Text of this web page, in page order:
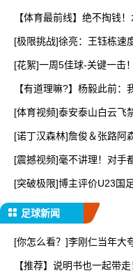
【体育最前线】绝不掏钱
[极限挑战]徐亮：王钰栋速
[花絮]一周5佳球-关键一击
【有道理嘛?】杨毅此前：
[体育视频]泰安泰山白云飞
[诺丁汉森林]詹俊＆张路阿
[震撼视频]毫不讲理！对手
[突破极限]博主评价U23国
足球新闻
[你怎么看？]李刚仁当年大
【推荐】说明书也一起带